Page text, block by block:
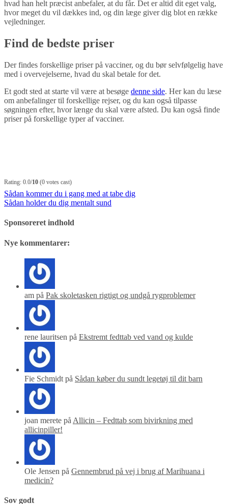
hvad han helt præcist anbefaler, at du får. Det er altid dit eget valg,
hvor meget du vil dækkes ind, og din læge giver dig blot en række
vejledninger.
Find de bedste priser
Der findes forskellige priser på vacciner, og du bør selvfølgelig have
med i overvejelserne, hvad du skal betale for det.
Et godt sted at starte vil være at besøge denne side. Her kan du læse
om anbefalinger til forskellige rejser, og du kan også tilpasse
søgningen efter, hvor længe du skal være afsted. Du kan også finde
priser på forskellige typer af vacciner.
Rating: 0.0/10 (0 votes cast)
Indlægsnavigation
Sådan kommer du i gang med at tabe dig
Sådan holder du dig mentalt sund
Sponsoreret indhold
Nye kommentarer:
am på Pak skoletasken rigtigt og undgå rygproblemer
rene lauritsen på Ekstremt fedttab ved vand og kulde
Fie Schmidt på Sådan køber du sundt legetøj til dit barn
joan merete på Allicin – Fedttab som bivirkning med
allicinpiller!
Ole Jensen på Gennembrud på vej i brug af Marihuana i
medicin?
Sov godt